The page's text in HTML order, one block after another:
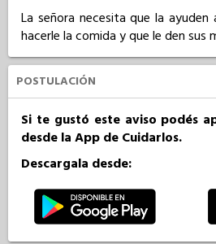
La señora necesita que la ayuden
hacerle la comida y que le den sus
POSTULACIÓN
Si te gustó este aviso podés
desde la App de Cuidarlos.
Descargala desde: